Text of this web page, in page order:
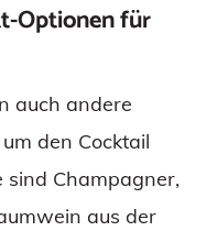
Optionen für
auch andere
den Cocktail
sind Champagner,
aus der